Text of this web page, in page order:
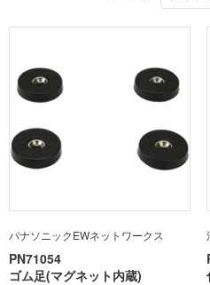
パナソニックEWネットワークス
PN71054
ゴム足(マグネット内蔵)